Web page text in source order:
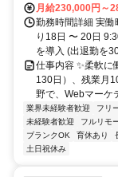
月給230,000円～
勤務時間詳細 実
り18日 〜 20日
を導入 (出退勤を
仕事内容 ✨柔軟に
130日）、残業月
野で、Webマーケ
業界未経験者歓迎 フリ
未経験者歓迎
フルリモ
ブランクOK
育休あり
土日祝休み